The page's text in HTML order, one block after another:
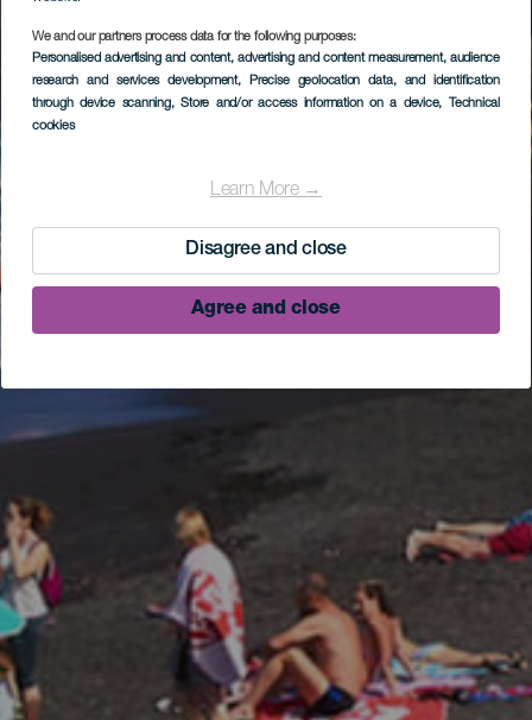
We and our partners process data for the following purposes:
Personalised advertising and content, advertising and content measurement, audience
research and services development, Precise geolocation data, and identification
through device scanning, Store and/or access information on a device, Technical
cookies
Learn More →
Disagree and close
Agree and close